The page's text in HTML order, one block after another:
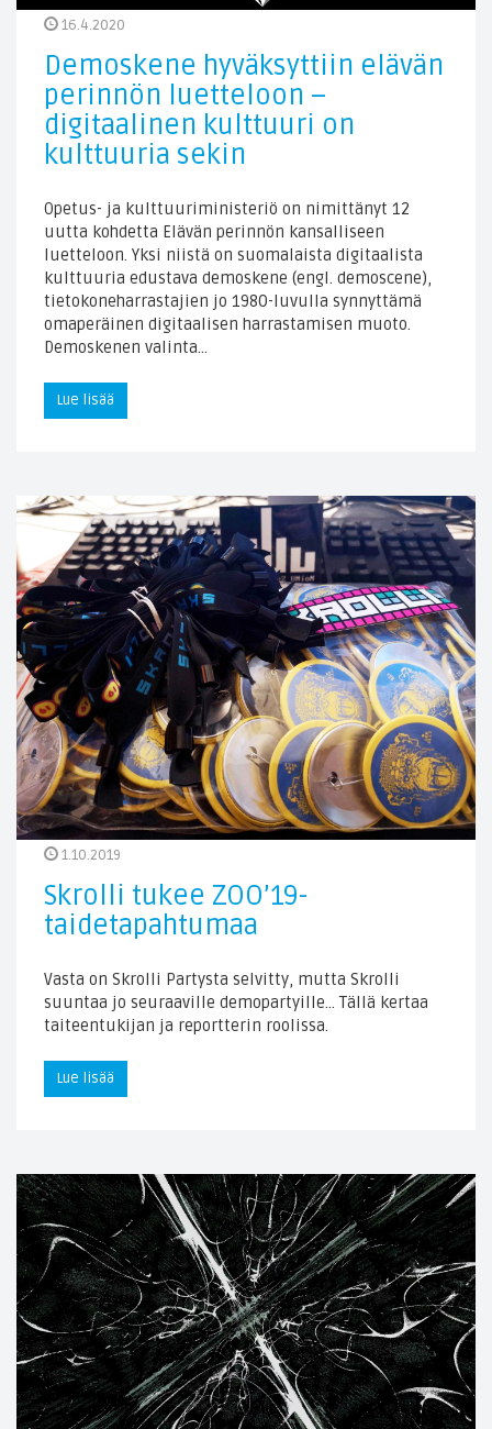
16.4.2020
Demoskene hyväksyttiin elävän
perinnön luetteloon –
digitaalinen kulttuuri on
kulttuuria sekin
Opetus- ja kulttuuriministeriö on nimittänyt 12
uutta kohdetta Elävän perinnön kansalliseen
luetteloon. Yksi niistä on suomalaista digitaalista
kulttuuria edustava demoskene (engl. demoscene),
tietokoneharrastajien jo 1980-luvulla synnyttämä
omaperäinen digitaalisen harrastamisen muoto.
Demoskenen valinta…
Lue lisää
1.10.2019
Skrolli tukee ZOO’19-
taidetapahtumaa
Vasta on Skrolli Partysta selvitty, mutta Skrolli
suuntaa jo seuraaville demopartyille… Tällä kertaa
taiteentukijan ja reportterin roolissa.
Lue lisää